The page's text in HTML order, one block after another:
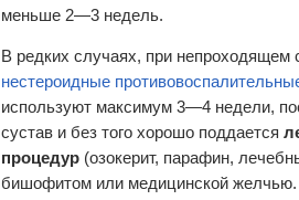
меньше 2—3 недель.
В редких случаях, при непроходящем
нестероидные
используют максимум 3—4 недели,
сустав и без того хорошо поддается
процедур (озокерит, парафин,
бишофитом или медицинской желчью.